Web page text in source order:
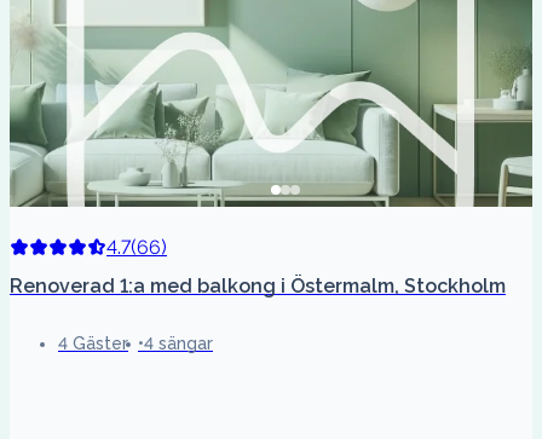
4.7(66)
Renoverad 1:a med balkong i Östermalm, Stockholm
4 Gäster 4 sängar